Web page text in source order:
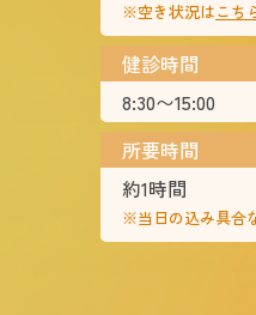
※空き状況はこち
健診時間
8:30〜15:00
所要時間
約1時間
※当日の込み具合